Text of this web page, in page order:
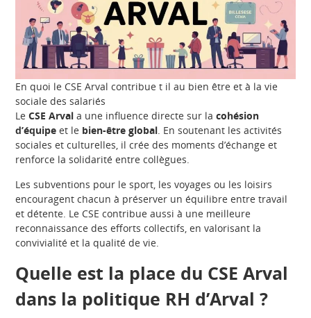
En quoi le CSE Arval contribue t il au bien être et à la vie
sociale des salariés
LeCSE Arval a une influence directe sur lacohésion
d’équipe et le bien-être global. En soutenant les activités
sociales et culturelles, il crée des moments d’échange et
renforce la solidarité entre collègues.
Les subventions pour le sport, les voyages ou les loisirs
encouragent chacun à préserver un équilibre entre travail
et détente. Le CSE contribue aussi à une meilleure
reconnaissance des efforts collectifs, en valorisant la
convivialité et la qualité de vie.
Quelle est la place du CSE Arval
dans la politique RH d’Arval ?